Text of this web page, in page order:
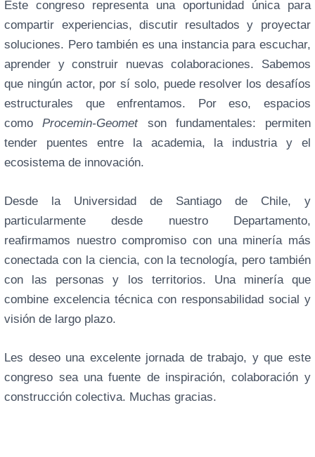
Este congreso representa una oportunidad única para
compartir experiencias, discutir resultados y proyectar
soluciones. Pero también es una instancia para escuchar,
aprender y construir nuevas colaboraciones. Sabemos
que ningún actor, por sí solo, puede resolver los desafíos
estructurales que enfrentamos. Por eso, espacios
comoProcemin-Geometson fundamentales: permiten
tender puentes entre la academia, la industria y el
ecosistema de innovación.
Desde la Universidad de Santiago de Chile, y
particularmente desde nuestro Departamento,
reafirmamos nuestro compromiso con una minería más
conectada con la ciencia, con la tecnología, pero también
con las personas y los territorios. Una minería que
combine excelencia técnica con responsabilidad social y
visión de largo plazo.
Les deseo una excelente jornada de trabajo, y que este
congreso sea una fuente de inspiración, colaboración y
construcción colectiva. Muchas gracias.